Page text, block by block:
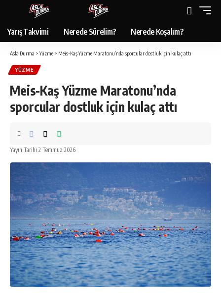
Yarış Takvimi Nerede Sürelim? Nerede Koşalım?
Asla Durma >Yüzme > Meis-Kaş Yüzme Maratonu’nda sporcular dostluk için kulaç attı
YÜZME
Meis-Kaş Yüzme Maratonu’nda
sporcular dostluk için kulaç attı
Yayın Tarihi 2 Temmuz 2026